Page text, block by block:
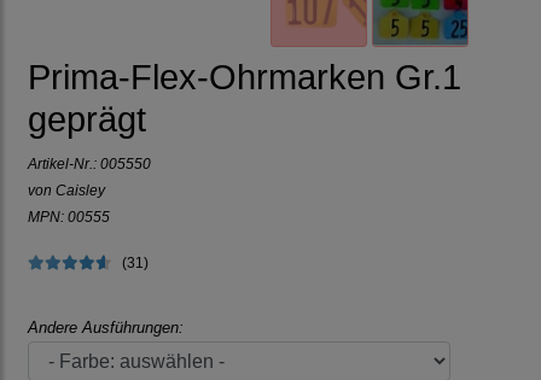
Prima-Flex-Ohrmarken Gr.1
geprägt
Artikel-Nr.: 005550
von Caisley
MPN: 00555
(31)
Andere Ausführungen: